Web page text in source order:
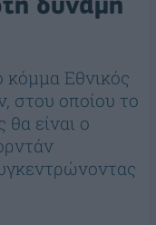
κόμμα Εθνικός
στου οποίου το
είναι ο